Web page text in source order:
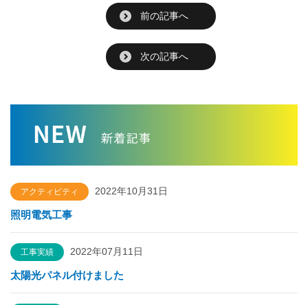
前の記事へ
次の記事へ
アクティビティ 2022年10月31日
照明電気工事
工事実績 2022年07月11日
太陽光パネル付けました